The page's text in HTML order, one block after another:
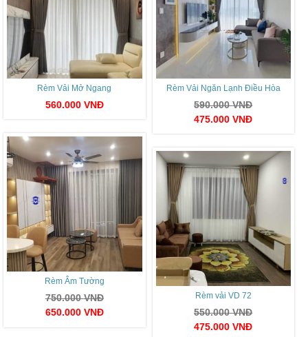
Rèm Vải Mở Ngang
560.000 VNĐ
Rèm Vải Ngăn Lạnh Điều Hòa
590.000VNĐ
475.000VNĐ
Rèm Âm Tường
750.000VNĐ
650.000 VNĐ
Rèm vải VD 72
550.000VNĐ
475.000VNĐ